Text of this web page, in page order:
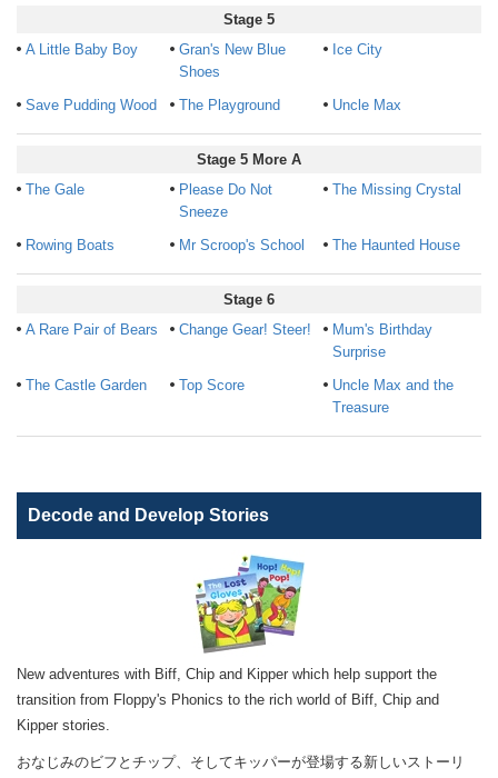
Stage 5
A Little Baby Boy
Gran's New Blue
Shoes
Ice City
Save Pudding Wood The Playground Uncle Max
Stage 5 More A
The Gale
Please Do Not
Sneeze
The Missing Crystal
Rowing Boats Mr Scroop's School The Haunted House
Stage 6
A Rare Pair of Bears
Change Gear! Steer!
Mum's Birthday
Surprise
The Castle Garden
Top Score
Uncle Max and the
Treasure
Decode and Develop Stories
New adventures with Biff, Chip and Kipper which help support the
transition from Floppy's Phonics to the rich world of Biff, Chip and
Kipper stories.
おなじみのビフとチップ、そしてキッパーが登場する新しいストーリ